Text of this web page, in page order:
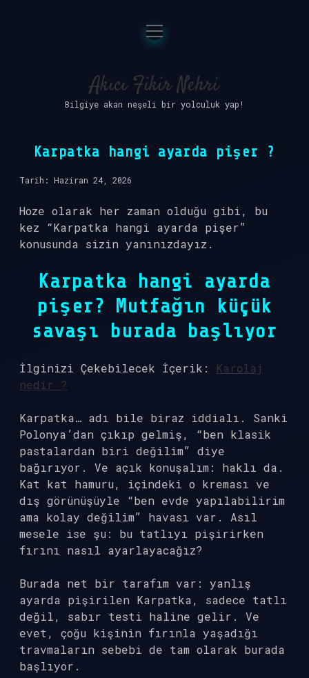
Anasayfa
Gizlilik Politikası
Yasal Uyarı
Hakkımızda
menüyü
aç
Akıcı Fikir Nehri
Bilgiye akan neşeli bir yolculuk yap!
Karpatka hangi ayarda pişer ?
Tarih: Haziran 24, 2026
Hoze olarak her zaman olduğu gibi, bu
kez “Karpatka hangi ayarda pişer”
konusunda sizin yanınızdayız.
Karpatka hangi ayarda
pişer? Mutfağın küçük
savaşı burada başlıyor
İlginizi Çekebilecek İçerik: Karolaj
nedir ?
Karpatka… adı bile biraz iddialı. Sanki
Polonya’dan çıkıp gelmiş, “ben klasik
pastalardan biri değilim” diye
bağırıyor. Ve açık konuşalım: haklı da.
Kat kat hamuru, içindeki o kreması ve
dış görünüşüyle “ben evde yapılabilirim
ama kolay değilim” havası var. Asıl
mesele ise şu: bu tatlıyı pişirirken
fırını nasıl ayarlayacağız?
Burada net bir tarafım var: yanlış
ayarda pişirilen Karpatka, sadece tatlı
değil, sabır testi haline gelir. Ve
evet, çoğu kişinin fırınla yaşadığı
travmaların sebebi de tam olarak burada
başlıyor.